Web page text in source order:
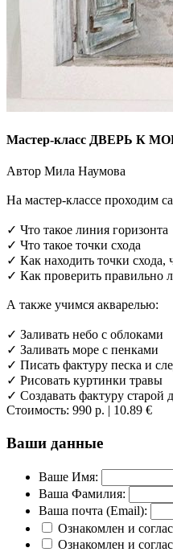
Мастер-класс ДВЕРЬ К
Автор Мила Наумова
На мастер-классе проходим
✓ Что такое линия горизонта
✓ Что такое точки схода
✓ Как находить точки схода,
✓ Как проверить правильно
А также учимся акварелью:
✓ Заливать небо с облоками
✓ Заливать море с пенками
✓ Писать фактуру песка и
✓ Рисовать куртинки травы
✓ Создавать фактуру старой
Стоимость: 990 р. | 10.89 €
Ваши данные
Ваше Имя:
Ваша Фамилия:
Ваша почта (Email):
Ознакомлен и
Ознакомлен и